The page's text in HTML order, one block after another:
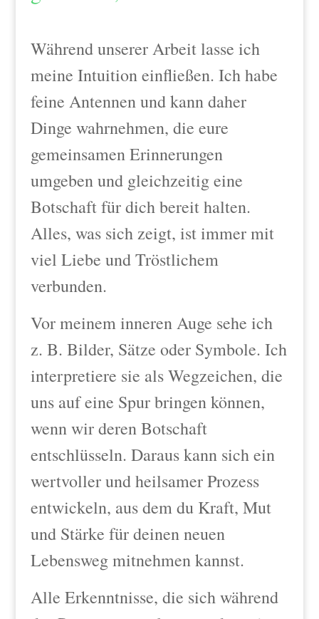
Während unserer Arbeit lasse ich
meine Intuition einfließen. Ich habe
feine Antennen und kann daher
Dinge wahrnehmen, die eure
gemeinsamen Erinnerungen
umgeben und gleichzeitig eine
Botschaft für dich bereit halten.
Alles, was sich zeigt, ist immer mit
viel Liebe und Tröstlichem
verbunden.
Vor meinem inneren Auge sehe ich
z. B. Bilder, Sätze oder Symbole. Ich
interpretiere sie als Wegzeichen, die
uns auf eine Spur bringen können,
wenn wir deren Botschaft
entschlüsseln. Daraus kann sich ein
wertvoller und heilsamer Prozess
entwickeln, aus dem du Kraft, Mut
und Stärke für deinen neuen
Lebensweg mitnehmen kannst.
Alle Erkenntnisse, die sich während